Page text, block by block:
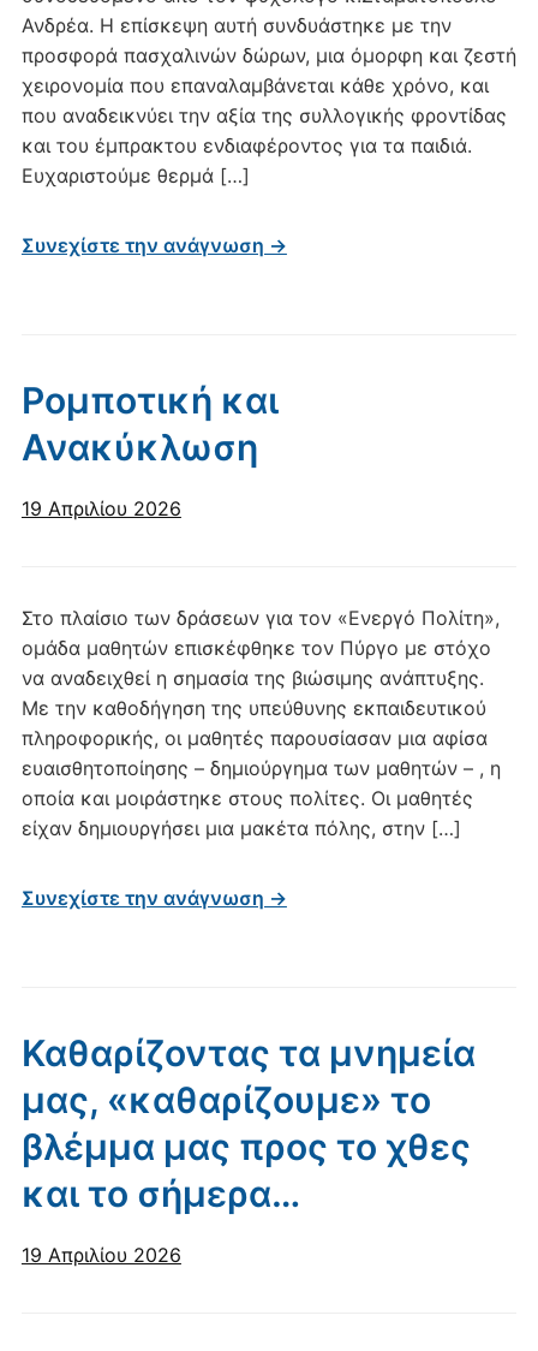
Ανδρέα. Η επίσκεψη αυτή συνδυάστηκε με την
προσφορά πασχαλινών δώρων, μια όμορφη και ζεστή
χειρονομία που επαναλαμβάνεται κάθε χρόνο, και
που αναδεικνύει την αξία της συλλογικής φροντίδας
και του έμπρακτου ενδιαφέροντος για τα παιδιά.
Ευχαριστούμε θερμά […]
Συνεχίστε την ανάγνωση →
Ρομποτική και
Ανακύκλωση
19 Απριλίου 2026
Στο πλαίσιο των δράσεων για τον «Ενεργό Πολίτη»,
ομάδα μαθητών επισκέφθηκε τον Πύργο με στόχο
να αναδειχθεί η σημασία της βιώσιμης ανάπτυξης.
Με την καθοδήγηση της υπεύθυνης εκπαιδευτικού
πληροφορικής, οι μαθητές παρουσίασαν μια αφίσα
ευαισθητοποίησης – δημιούργημα των μαθητών – , η
οποία και μοιράστηκε στους πολίτες. Οι μαθητές
είχαν δημιουργήσει μια μακέτα πόλης, στην […]
Συνεχίστε την ανάγνωση →
Καθαρίζοντας τα μνημεία
μας, «καθαρίζουμε» το
βλέμμα μας προς το χθες
και το σήμερα…
19 Απριλίου 2026